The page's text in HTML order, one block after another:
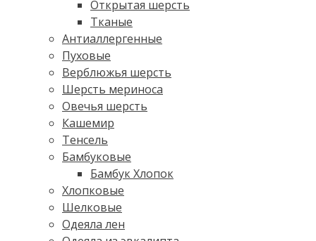
Открытая шерсть
Тканые
Антиаллергенные
Пуховые
Верблюжья шерсть
Шерсть мериноса
Овечья шерсть
Кашемир
Тенсель
Бамбуковые
Бамбук Хлопок
Хлопковые
Шелковые
Одеяла лен